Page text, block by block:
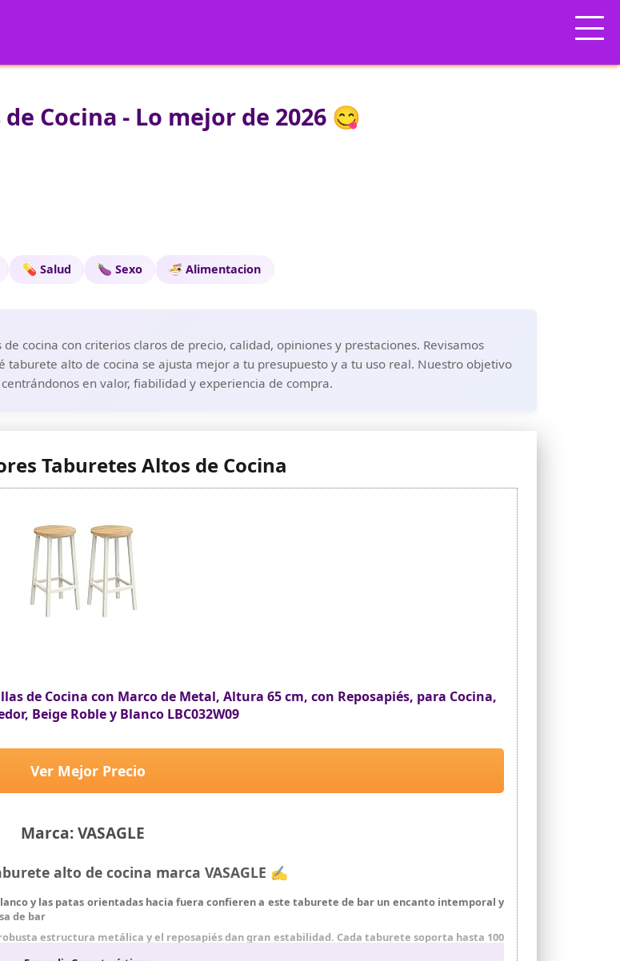
Cocina - Lo mejor de 2026 😋
💊 Salud 🍆 Sexo 🍜 Alimentacion
cocina con criterios claros de precio, calidad, opiniones y prestaciones. Revisamos
alto de cocina se ajusta mejor a tu presupuesto y a tu uso real. Nuestro objetivo
en valor, fiabilidad y experiencia de compra.
Taburetes Altos de Cocina
de Cocina con Marco de Metal, Altura 65 cm, con Reposapiés, para Cocina,
Beige Roble y Blanco LBC032W09
Marca: VASAGLE
Ver Mejor Precio
alto de cocina marca VASAGLE ✍
y las patas orientadas hacia fuera confieren a este taburete de bar un encanto intemporal y
de bar
estructura metálica y el reposapiés dan gran estabilidad. Cada taburete soporta hasta 100